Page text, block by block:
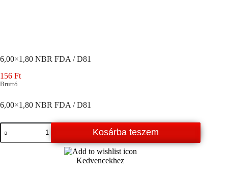
6,00×1,80 NBR FDA / D81
156 Ft
Bruttó
6,00×1,80 NBR FDA / D81
6,00x1,80
NBR
FDA
Kosárba teszem
Kedvencekhez